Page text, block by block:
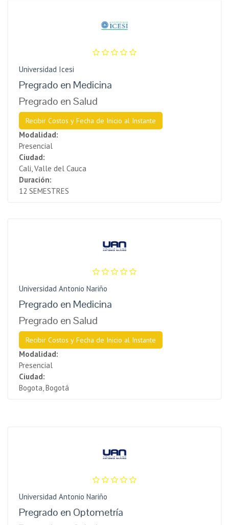
Universidad Icesi
Pregrado en Medicina
Pregrado en Salud
Recibir Costos y Fecha de Inicio al Instante
Modalidad:
Presencial
Ciudad:
Cali, Valle del Cauca
Duración:
12 SEMESTRES
Universidad Antonio Nariño
Pregrado en Medicina
Pregrado en Salud
Recibir Costos y Fecha de Inicio al Instante
Modalidad:
Presencial
Ciudad:
Bogota, Bogotá
Universidad Antonio Nariño
Pregrado en Optometría